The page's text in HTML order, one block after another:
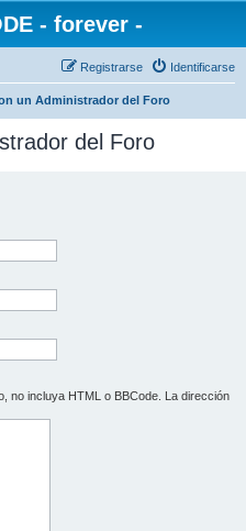
- forever -
Identificarse
Registrarse
un Administrador del Foro
del Foro
no incluya HTML o BBCode. La dirección